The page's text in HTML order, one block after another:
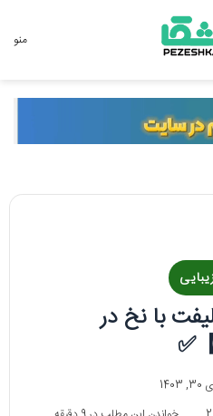
منو
لیفت با نخ در